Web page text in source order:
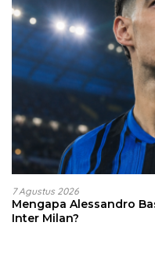
7 Agustus 2026
Mengapa Alessandro
Inter Milan?